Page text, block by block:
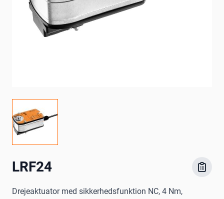
LRF24
Drejeaktuator med sikkerhedsfunktion NC, 4 Nm,